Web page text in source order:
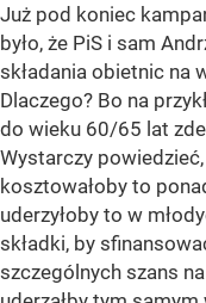
Już pod koniec
było, że PiS i sam
składania obietnic na
Dlaczego? Bo na
do wieku 60/65 lat
Wystarczy
kosztowałoby to
uderzyłoby to w
składki, by
szczególnych szans